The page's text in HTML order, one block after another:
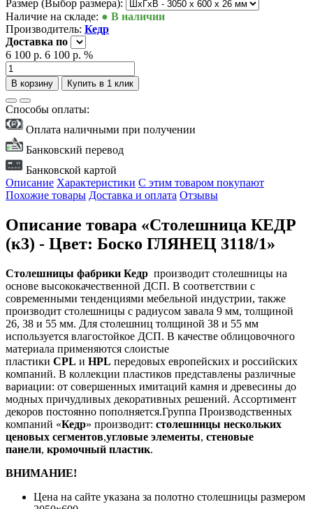
Размер (Выбор размера):
Наличие на складе: ● В наличии
Производитель: Кедр
Доставка по
6 100 р. 6 100 р. %
В корзину Купить в 1 клик
Способы оплаты:
Оплата наличными при получении
Банковский перевод
Банковской картой
Описание Характеристики С этим товаром покупают
Похожие товары Доставка и оплата Отзывы
Описание товара «Столешница КЕДР
(к3) - Цвет: Боско ГЛЯНЕЦ 3118/1»
Столешницы фабрики Кедр производит столешницы на
основе высококачественной ДСП. В соответствии с
современными тенденциями мебельной индустрии, также
производит столешницы с радиусом завала 9 мм, толщиной
26, 38 и 55 мм. Для столешниц толщиной 38 и 55 мм
используется влагостойкое ДСП. В качестве облицовочного
материала применяются слоистые
пластики CPL и HPL передовых европейских и российских
компаний. В коллекции пластиков представлены различные
вариации: от совершенных имитаций камня и древесины до
модных причудливых декоративных решений. Ассортимент
декоров постоянно пополняется.Группа Производственных
компаний «Кедр» производит: столешницы нескольких
ценовых сегментов,угловые элементы, стеновые
панели, кромочный пластик.
ВНИМАНИЕ!
Цена на сайте указана за полотно столешницы размером